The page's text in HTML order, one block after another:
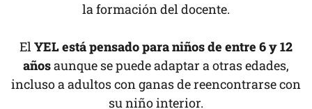
la formación del docente.
ElYEL está pensado para niños de entre 6 y 12
añosaunque se puede adaptar a otras edades,
incluso a adultos con ganas de reencontrarse con
su niño interior.